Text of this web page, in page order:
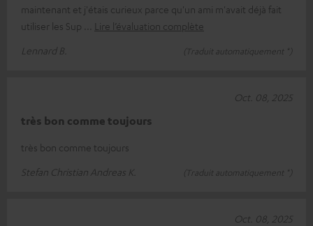
maintenant et j'étais curieux parce qu'un ami m'avait déjà fait
utiliser les Sup
Lire l’évaluation complète
Lennard B.
(Traduit automatiquement *)
très bon comme toujours
très bon comme toujours
Stefan Christian Andreas K.
(Traduit automatiquement *)
Oct. 08, 2025
Oct. 08, 2025